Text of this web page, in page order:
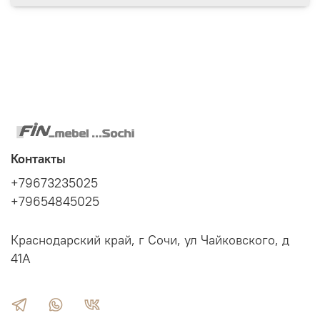
Контакты
+79673235025
+79654845025
Краснодарский край, г Сочи, ул Чайковского, д
41А